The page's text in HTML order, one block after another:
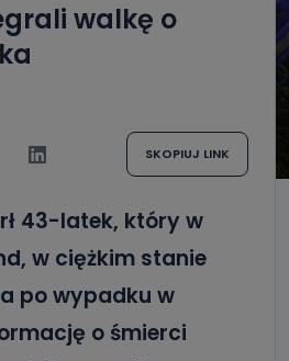
walkę o
SKOPIUJ LINK
43-latek, który w
w ciężkim stanie
po wypadku w
o śmierci